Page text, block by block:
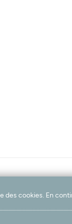
des cookies. En